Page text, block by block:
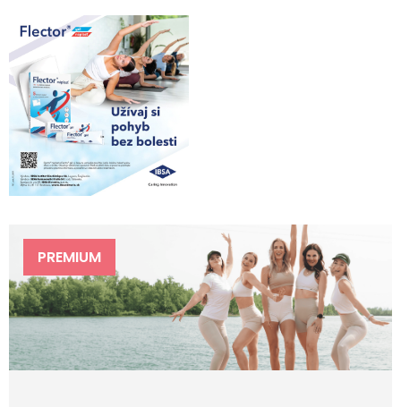
PREMIUM